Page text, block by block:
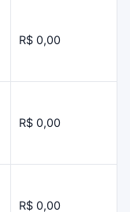
R$ 0,00
R$ 0,00
R$ 0,00